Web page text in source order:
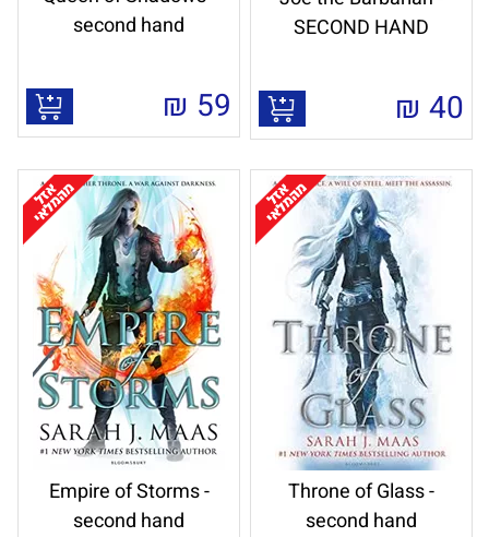
SECOND HAND
40
₪
second hand
59
₪
Throne of Glass -
second hand
Empire of Storms -
second hand